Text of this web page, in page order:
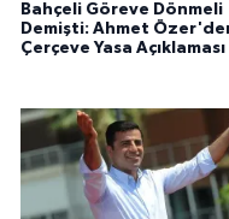
Bahçeli Göreve Dönmeli
Demişti: Ahmet
Çerçeve Yasa Açıklaması